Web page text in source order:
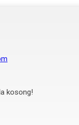
kosong!